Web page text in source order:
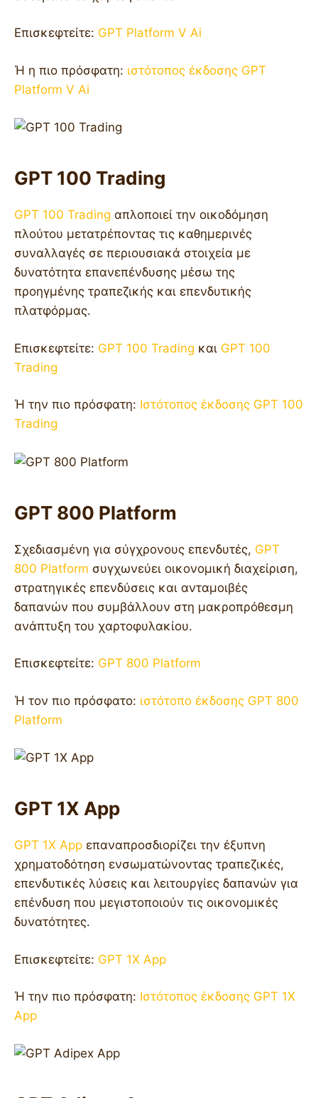
Επισκεφτείτε: GPT Platform V Ai
Ή η πιο πρόσφατη: ιστότοπος έκδοσης GPT
Platform V Ai
GPT 100 Trading
GPT 100 Trading απλοποιεί την οικοδόμηση
πλούτου μετατρέποντας τις καθημερινές
συναλλαγές σε περιουσιακά στοιχεία με
δυνατότητα επανεπένδυσης μέσω της
προηγμένης τραπεζικής και επενδυτικής
πλατφόρμας.
Επισκεφτείτε: GPT 100 Trading και GPT 100
Trading
Ή την πιο πρόσφατη: Ιστότοπος έκδοσης GPT 100
Trading
GPT 800 Platform
Σχεδιασμένη για σύγχρονους επενδυτές, GPT
800 Platform συγχωνεύει οικονομική διαχείριση,
στρατηγικές επενδύσεις και ανταμοιβές
δαπανών που συμβάλλουν στη μακροπρόθεσμη
ανάπτυξη του χαρτοφυλακίου.
Επισκεφτείτε: GPT 800 Platform
Ή τον πιο πρόσφατο: ιστότοπο έκδοσης GPT 800
Platform
GPT 1X App
GPT 1X App επαναπροσδιορίζει την έξυπνη
χρηματοδότηση ενσωματώνοντας τραπεζικές,
επενδυτικές λύσεις και λειτουργίες δαπανών για
επένδυση που μεγιστοποιούν τις οικονομικές
δυνατότητες.
Επισκεφτείτε: GPT 1X App
Ή την πιο πρόσφατη: Ιστότοπος έκδοσης GPT 1X
App